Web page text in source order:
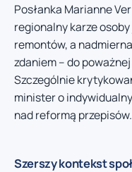
Posłanka Marianne
regionalny karze
remontów, a
zdaniem – do
Szczególnie
minister o
nad reformą przepisów.
Szerszy kontekst